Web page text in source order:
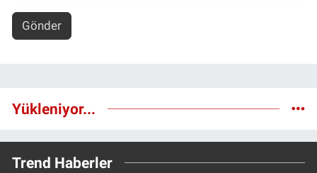
Gönder
Yükleniyor...
Trend Haberler